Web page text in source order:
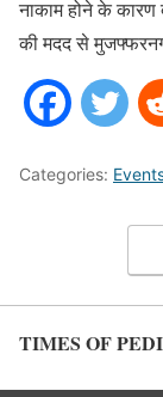
नाकाम होने के
की मदद से
Categories:
TIMES OF